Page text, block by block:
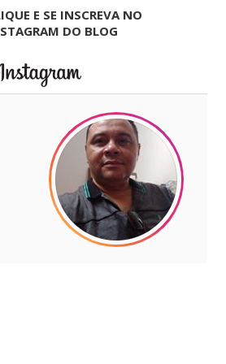
E SE INSCREVA NO
DO BLOG